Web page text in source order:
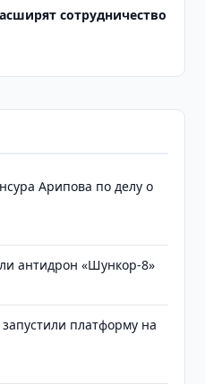
сотрудничество
Арипова по делу о
антидрон «Шункор-8»
платформу на